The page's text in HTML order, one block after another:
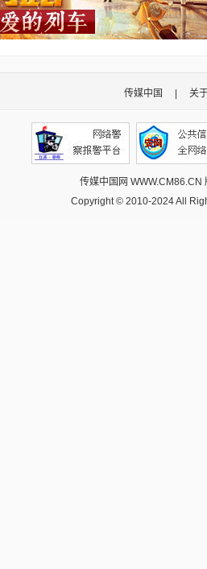
传媒中国 关
传媒中国网
Copyright © 2010-2024 All